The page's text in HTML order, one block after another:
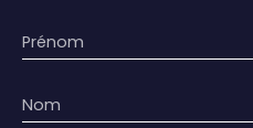
Prénom
Nom